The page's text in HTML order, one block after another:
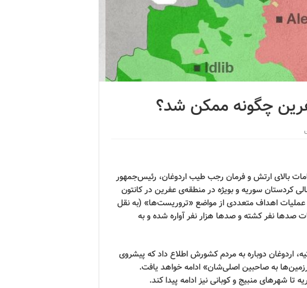
چگونه ممکن شد؟
۳۰ دی به دستور مقامات بالای ارتش و فرمان رجب طیب اردوغان، رئیس‌جمهور
کردستان سوریه و بویژه در منطقه‌ی عفرین در کانتون
اهداف متعددی از مواضع «تروریست‌ها» (به نقل
صدها نفر کشته و صدها هزار نفر آواره شده و به
اردوغان دوباره به مردم کشورش اطلاع داد که پیشروی
به صاحبین اصلی‌شان» ادامه خواهد یافت.
شهرهای منبیج و کوبانی نیز ادامه پیدا کند.